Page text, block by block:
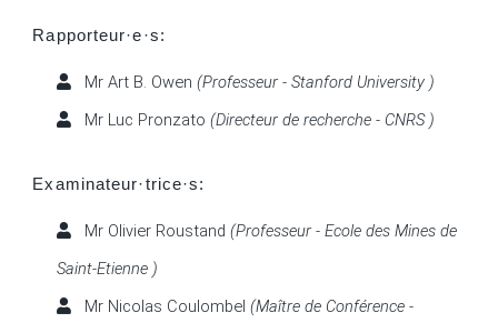
Rapporteur·e·s:
Mr Art B. Owen(Professeur - Stanford University )
Mr Luc Pronzato(Directeur de recherche - CNRS )
Examinateur·trice·s:
Mr Olivier Roustand(Professeur - Ecole des Mines de
Saint-Etienne )
Mr Nicolas Coulombel(Maître de Conférence -